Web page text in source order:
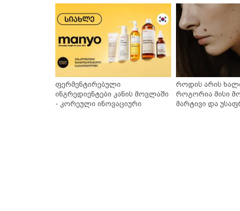
ფერმენტირებული
ინგრედიენტები კანის მოვლაში
- კორეული ინოვაციური
როდის არის
როგორია მისი
მარტივი და